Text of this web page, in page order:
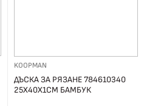
KOOPMAN
ДЪСКА ЗА РЯЗАНЕ 784610340
25X40X1СМ БАМБУК